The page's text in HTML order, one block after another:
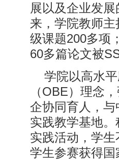
展以及企业发
来，学院教师
级课题200多项
60多篇论文被
学院以高水
（OBE）理念
企协同育人，
实践教学基地
实践活动，学
学生参赛获得